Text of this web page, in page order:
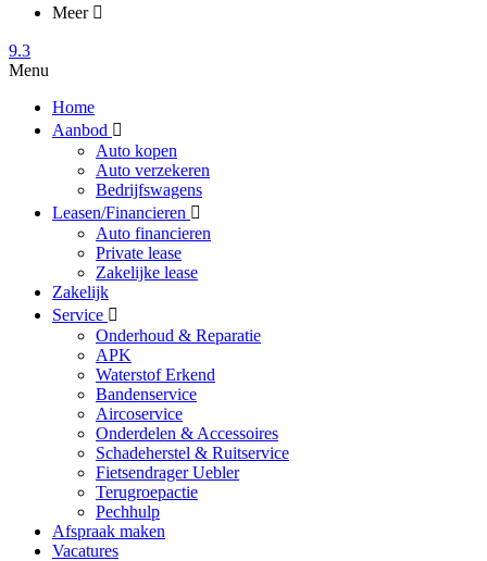
Meer
9.3
Menu
Home
Aanbod
Auto kopen
Auto verzekeren
Bedrijfswagens
Leasen/Financieren
Auto financieren
Private lease
Zakelijke lease
Zakelijk
Service
Onderhoud & Reparatie
APK
Waterstof Erkend
Bandenservice
Aircoservice
Onderdelen & Accessoires
Schadeherstel & Ruitservice
Fietsendrager Uebler
Terugroepactie
Pechhulp
Afspraak maken
Vacatures